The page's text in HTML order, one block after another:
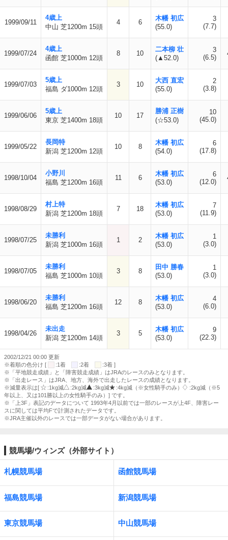
1999/09/11
4歳上
中山 芝1200m 15頭
4 6
木幡 初広
(55.0)
3
(7.7)
1999/07/24
4歳上
函館 芝1000m 12頭
8 10
二本柳 壮
(▲52.0)
3
(6.5)
1999/07/03
5歳上
福島 ダ1000m 12頭
3 10
大西 直宏
(55.0)
2
(3.8)
1999/06/06
5歳上
東京 芝1400m 18頭
10 17
勝浦 正樹
(☆53.0)
10
(45.0)
1999/05/22
長岡特
新潟 芝1200m 12頭
10 8
木幡 初広
(54.0)
6
(17.8)
1998/10/04
小野川
福島 芝1200m 16頭
11 6
木幡 初広
(53.0)
6
(12.0)
1998/08/29
村上特
新潟 芝1200m 18頭
7 18
木幡 初広
(53.0)
7
(11.9)
1998/07/25
未勝利
新潟 芝1000m 16頭
1 2
木幡 初広
(53.0)
1
(3.0)
1998/07/05
未勝利
福島 芝1000m 10頭
3 8
田中 勝春
(53.0)
1
(3.0)
1998/06/20
未勝利
福島 芝1200m 16頭
12 8
木幡 初広
(53.0)
4
(6.0)
1998/04/26
未出走
新潟 芝1200m 14頭
3 5
木幡 初広
(53.0)
9
(22.3)
2002/12/21 00:00 更新
※着順の色分け [
:1着 :2着
:3着 ]
※「平地競走成績」と「障害競走成績」はJRAのレースのみとなります。
※「出走レース」はJRA、地方、海外で出走したレースの成績となります。
※減量表示は[
:1kg減 :2kg減 :3kg減 :4kg減（※女性騎手のみ）
:2kg減（※5
年以上、又は101勝以上の女性騎手のみ）] です。
※「上3F」表記のデータについて 1993年4月以前では一部のレースが上4F、障害レー
スに関しては平均Fで計測されたデータです。
※JRA主催以外のレースでは一部データがない場合があります。
競馬場/ウィンズ（外部サイト）
札幌競馬場 函館競馬場
福島競馬場 新潟競馬場
東京競馬場 中山競馬場